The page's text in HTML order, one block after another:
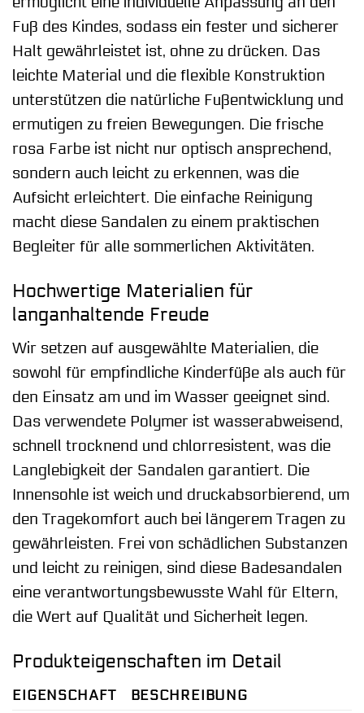
Fuß des Kindes, sodass ein fester und sicherer
Halt gewährleistet ist, ohne zu drücken. Das
leichte Material und die flexible Konstruktion
unterstützen die natürliche Fußentwicklung und
ermutigen zu freien Bewegungen. Die frische
rosa Farbe ist nicht nur optisch ansprechend,
sondern auch leicht zu erkennen, was die
Aufsicht erleichtert. Die einfache Reinigung
macht diese Sandalen zu einem praktischen
Begleiter für alle sommerlichen Aktivitäten.
Hochwertige Materialien für
langanhaltende Freude
Wir setzen auf ausgewählte Materialien, die
sowohl für empfindliche Kinderfüße als auch für
den Einsatz am und im Wasser geeignet sind.
Das verwendete Polymer ist wasserabweisend,
schnell trocknend und chlorresistent, was die
Langlebigkeit der Sandalen garantiert. Die
Innensohle ist weich und druckabsorbierend, um
den Tragekomfort auch bei längerem Tragen zu
gewährleisten. Frei von schädlichen Substanzen
und leicht zu reinigen, sind diese Badesandalen
eine verantwortungsbewusste Wahl für Eltern,
die Wert auf Qualität und Sicherheit legen.
Produkteigenschaften im Detail
EIGENSCHAFT BESCHREIBUNG